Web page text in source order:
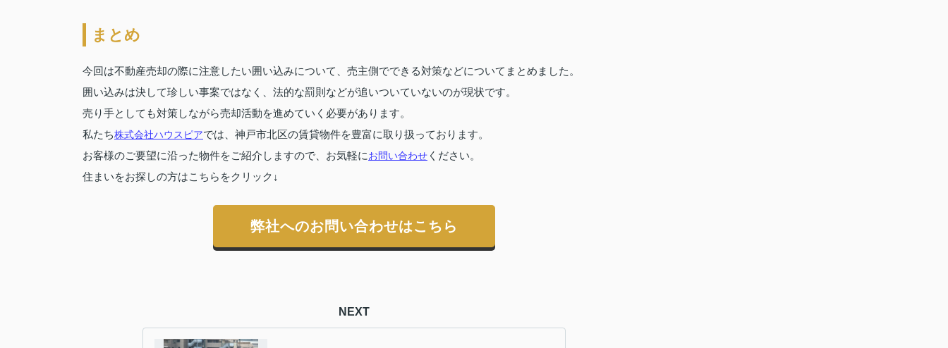
まとめ
今回は不動産売却の際に注意したい囲い込みについて、売主側でできる対策などについてまとめました。
囲い込みは決して珍しい事案ではなく、法的な罰則などが追いついていないのが現状です。
売り手としても対策しながら売却活動を進めていく必要があります。
私たち株式会社ハウスピアでは、神戸市北区の賃貸物件を豊富に取り扱っております。
お客様のご要望に沿った物件をご紹介しますので、お気軽にお問い合わせ ください。
住まいをお探しの方はこちらをクリック↓
弊社へのお問い合わせはこちら
NEXT